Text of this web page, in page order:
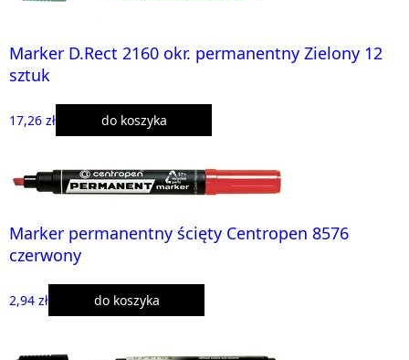
Marker D.Rect 2160 okr. permanentny Zielony 12
sztuk
17,26 zł do koszyka
Marker permanentny ścięty Centropen 8576
czerwony
2,94 zł do koszyka